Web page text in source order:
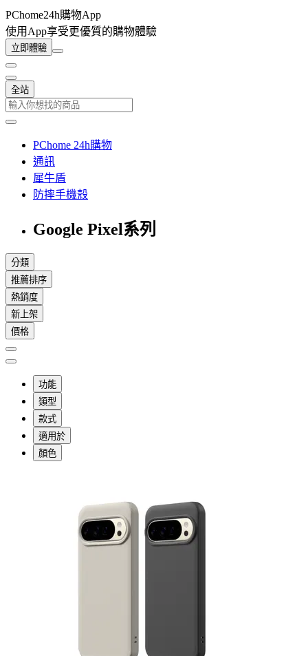
PChome24h購物App
使用App享受更優質的購物體驗
立即體驗
全站
PChome 24h購物
通訊
犀牛盾
防摔手機殼
Google Pixel系列
分類
推薦排序
熱銷度
新上架
價格
功能
類型
款式
適用於
顏色